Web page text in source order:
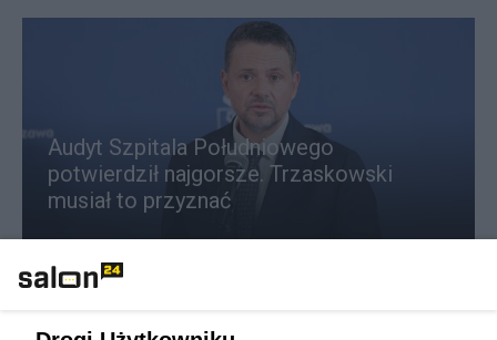
Audyt Szpitala Południowego
potwierdził najgorsze. Trzaskowski
musiał to przyznać